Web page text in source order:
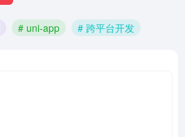
# uni-app # 跨平台开发